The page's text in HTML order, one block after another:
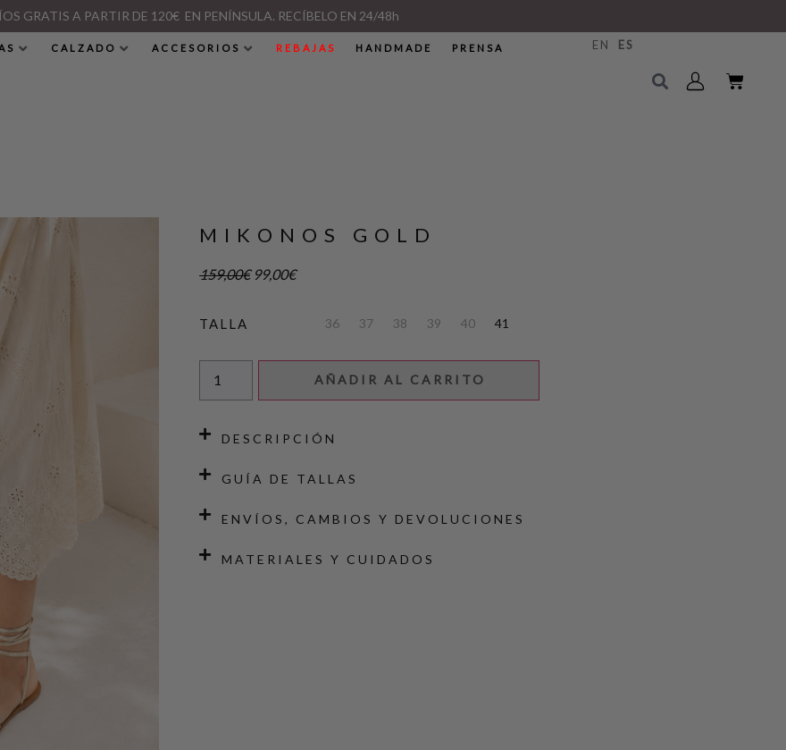
GRATIS A PARTIR DE 120€ EN PENÍNSULA. RECÍBELO EN 24/48h
CALZADO ACCESORIOS REBAJAS HANDMADE PRENSA EN ES
MIKONOS GOLD
159,00€ 99,00€
TALLA 36 37 38 39 40 41
AÑADIR AL CARRITO
DESCRIPCIÓN
GUÍA DE TALLAS
ENVÍOS, CAMBIOS Y DEVOLUCIONES
MATERIALES Y CUIDADOS